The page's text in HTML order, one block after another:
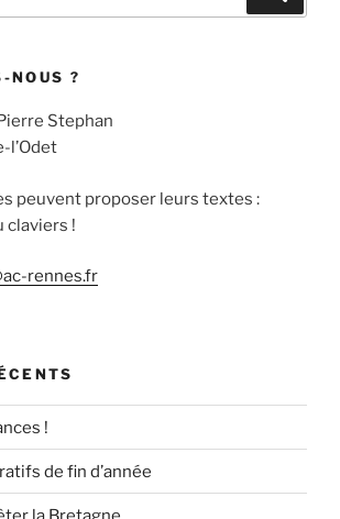
NOUS ?
Stephan
l’Odet
peuvent proposer leurs textes :
claviers !
rennes.fr
!
de fin d’année